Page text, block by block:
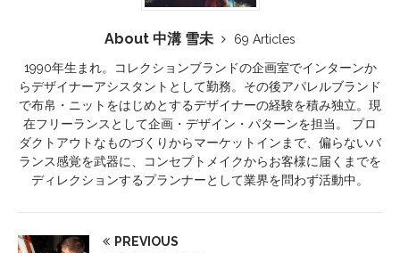
About 中溝 雪未
69 Articles
1990年生まれ。コレクションブランドの企画室でインターンか
らデザイナーアシスタントとして勤務。その後アパレルブランド
で布帛・ニットをはじめとするデザイナーの経験を積み独立。現
在フリーランスとして企画・デザイン・パターンを担当。 プロ
ダクトアウトなものづくりからマーケットインまで、偏らないバ
ランス感覚を武器に、コンセプトメイクからお客様に届くまでを
ディレクションするプランナーとして業界を問わず活動中。
PREVIOUS